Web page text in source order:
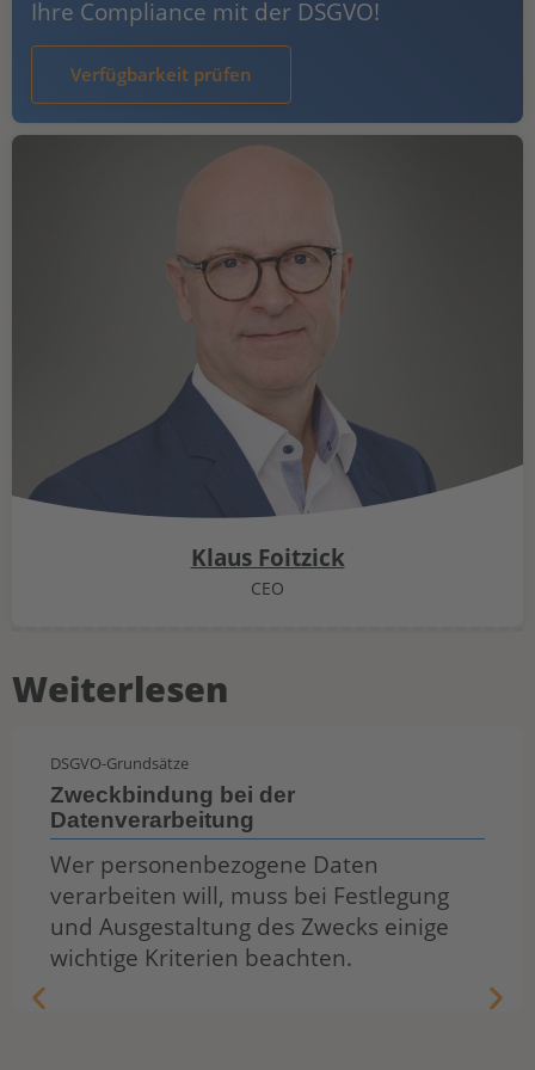
Ihre Compliance mit der DSGVO!
Verfügbarkeit prüfen
Klaus Foitzick
CEO
Weiterlesen
DSGVO-Grundsätze
Zweckbindung bei der
Datenverarbeitung
Wer personenbezogene Daten
verarbeiten will, muss bei Festlegung
und Ausgestaltung des Zwecks einige
wichtige Kriterien beachten.